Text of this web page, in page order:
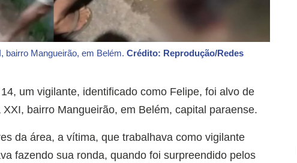
bairro Mangueirão, em Belém.Crédito: Reprodução/Redes
um vigilante, identificado como Felipe, foi alvo de
bairro Mangueirão, em Belém, capital paraense.
da área, a vítima, que trabalhava como vigilante
fazendo sua ronda, quando foi surpreendido pelos